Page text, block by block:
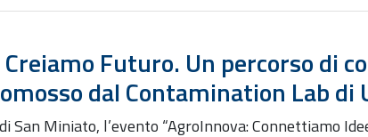
Futuro. Un percorso di
dal Contamination Lab di
San Miniato, l’evento “AgroInnova: Connettiamo